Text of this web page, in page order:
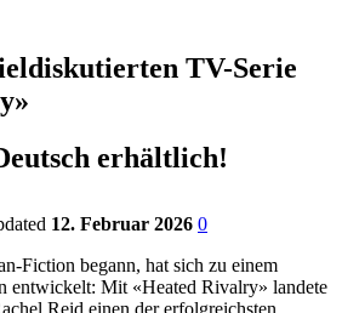
TV-Serie
erhältlich!
12. Februar 2026 0
Fiction begann, hat sich zu einem
entwickelt: Mit «Heated Rivalry» landete
Reid einen der erfolgreichsten